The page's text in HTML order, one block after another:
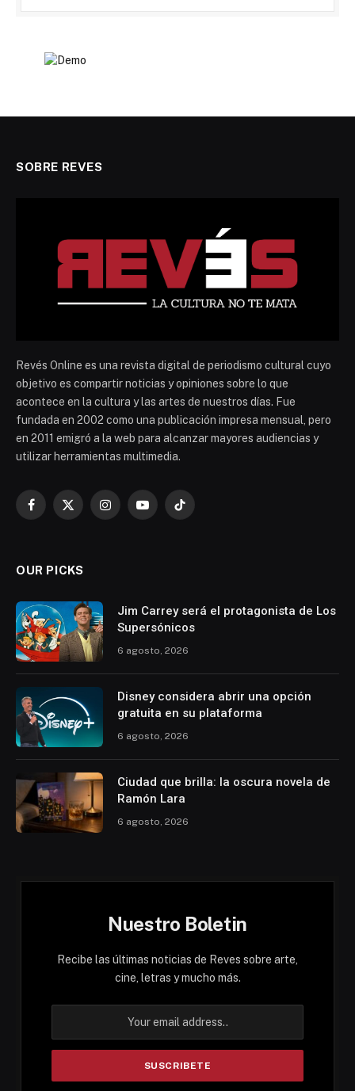
SOBRE REVES
Revés Online es una revista digital de periodismo cultural cuyo
objetivo es compartir noticias y opiniones sobre lo que
acontece en la cultura y las artes de nuestros días. Fue
fundada en 2002 como una publicación impresa mensual, pero
en 2011 emigró a la web para alcanzar mayores audiencias y
utilizar herramientas multimedia.
Facebook
X
InstagramYouTubeTikTok
OUR PICKS
Jim Carrey será el protagonista de Los
Supersónicos
6 agosto, 2026
Disney considera abrir una opción
gratuita en su plataforma
6 agosto, 2026
Ciudad que brilla: la oscura novela de
Ramón Lara
6 agosto, 2026
Nuestro Boletin
Recibe las últimas noticias de Reves sobre arte,
cine, letras y mucho más.